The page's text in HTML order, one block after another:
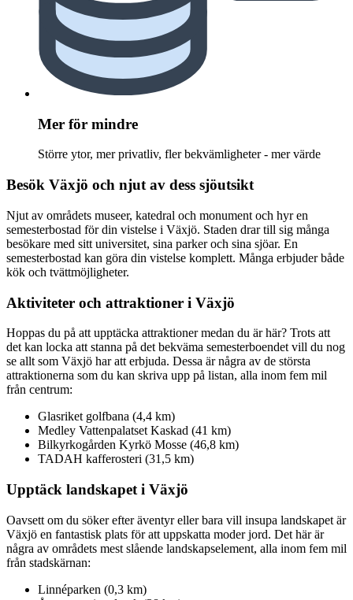
Mer för mindre
Större ytor, mer privatliv, fler bekvämligheter - mer värde
Besök Växjö och njut av dess sjöutsikt
Njut av områdets museer, katedral och monument och hyr en
semesterbostad för din vistelse i Växjö. Staden drar till sig många
besökare med sitt universitet, sina parker och sina sjöar. En
semesterbostad kan göra din vistelse komplett. Många erbjuder både
kök och tvättmöjligheter.
Aktiviteter och attraktioner i Växjö
Hoppas du på att upptäcka attraktioner medan du är här? Trots att
det kan locka att stanna på det bekväma semesterboendet vill du nog
se allt som Växjö har att erbjuda. Dessa är några av de största
attraktionerna som du kan skriva upp på listan, alla inom fem mil
från centrum:
Glasriket golfbana (4,4 km)
Medley Vattenpalatset Kaskad (41 km)
Bilkyrkogården Kyrkö Mosse (46,8 km)
TADAH kafferosteri (31,5 km)
Upptäck landskapet i Växjö
Oavsett om du söker efter äventyr eller bara vill insupa landskapet är
Växjö en fantastisk plats för att uppskatta moder jord. Det här är
några av områdets mest slående landskapselement, alla inom fem mil
från stadskärnan:
Linnéparken (0,3 km)